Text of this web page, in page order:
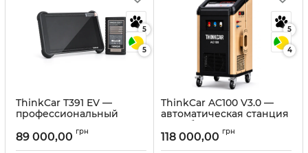
5
5
ThinkCar T391 EV —
профессиональный
электромобилей и
89 000,00 грн
5
4
ThinkCar AC100 V3.0 —
автоматическая станция
для обслуживания
автокондиционеров
Артикул:10418
118 000,00 грн